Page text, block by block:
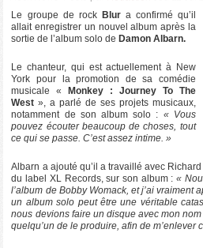
Le groupe de rock Blura confirmé qu’il
allait enregistrer un nouvel album après la
sortie de l’album solo de Damon Albarn.
Le chanteur, qui est actuellement à New
York pour la promotion de sa comédie
musicale «
Monkey : Journey To The
West », a parlé de ses projets musicaux,
notamment de son album solo : « Vous
pouvez écouter beaucoup de choses, tout
ce qui se passe. C’est assez intime. »
Albarn a ajouté qu’il a travaillé avec
du label XL Records, sur son album :«
l’album de Bobby Womack, et j’ai vraiment
un album solo peut être une véritable
nous devions faire un disque avec mon
quelqu’un de le produire, afin de m’enlever